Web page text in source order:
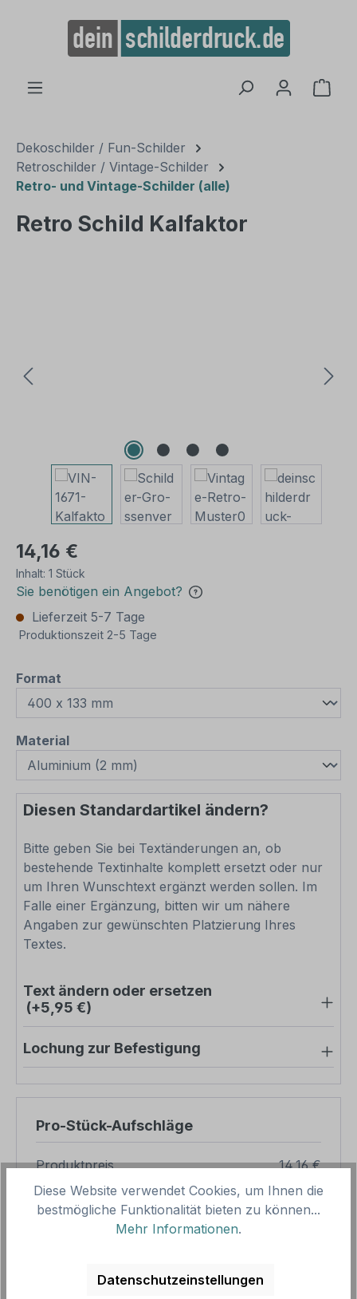
springen
Dekoschilder / Fun-Schilder
Retroschilder / Vintage-Schilder
Retro- und Vintage-Schilder (alle)
Retro Schild Kalfaktor
14,16 €
Inhalt: 1 Stück
Sie benötigen ein Angebot?
Lieferzeit 5-7 Tage
Produktionszeit 2-5 Tage
Format
Materialauswählen
Diesen Standardartikel ändern?
Bitte geben Sie bei Textänderungen an, ob
bestehende Textinhalte komplett ersetzt oder nur
um Ihren Wunschtext ergänzt werden sollen. Im
Falle einer Ergänzung, bitten wir um nähere
Angaben zur gewünschten Platzierung Ihres
Textes.
Text ändern oder ersetzen
(+5,95 €)
Lochung zur Befestigung
Pro-Stück-Aufschläge
Produktpreis
14,16 €
Zwischensumme
14,16 €
Zusammenfassung
Preise inkl. MwSt. zzgl. Versandkosten
Diese Website verwendet Cookies, um Ihnen die
bestmögliche Funktionalität bieten zu können...
Mehr Informationen.
Datenschutzeinstellungen